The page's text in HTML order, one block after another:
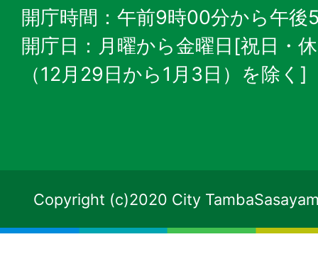
開庁時間：午前9時00分から午後
開庁日：月曜から金曜日[祝日・
（12月29日から1月3日）を除く]
Copyright (c)2020 City